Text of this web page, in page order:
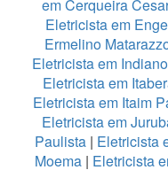
em Cerqueira
Eletricista em
Ermelino
Eletricista em
Eletricista em
Eletricista em Itaim
Eletricista em
Paulista | Eletricista
Moema| Eletricista